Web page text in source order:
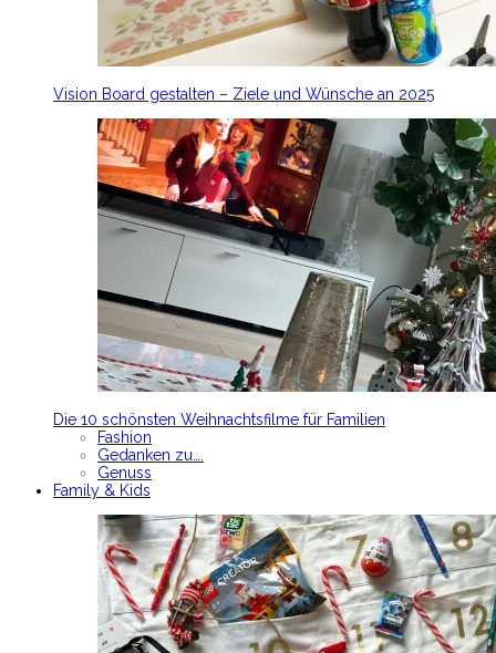
Vision Board gestalten – Ziele und Wünsche an 2025
Die 10 schönsten Weihnachtsfilme für Familien
Fashion
Gedanken zu….
Genuss
Family & Kids